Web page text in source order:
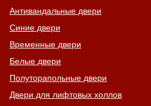
Антивандальные двери
Синие двери
Временные двери
Белые двери
Полуторапольные двери
Двери для лифтовых холлов